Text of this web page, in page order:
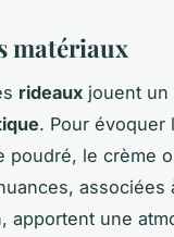
matériaux
rideaux jouent un
. Pour évoquer
le crème
associées
apportent une